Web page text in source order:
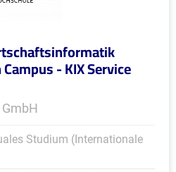
- KIX Service
Studium (Internationale